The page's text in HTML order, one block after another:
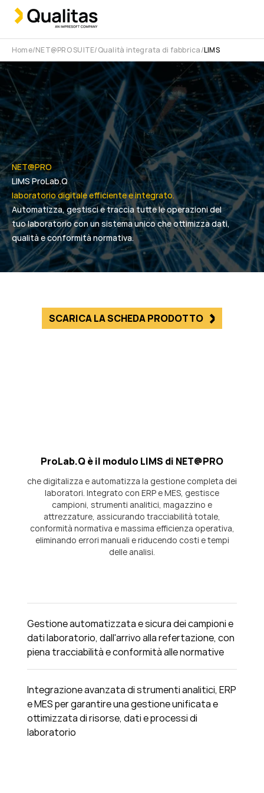
Home NET@PRO SUITE Qualità integrata di fabbrica LIMS
NET@PRO
LIMS ProLab.Q
laboratorio digitale efficiente e integrato.
Automatizza, gestisci e traccia tutte le operazioni del
tuo laboratorio con un sistema unico che ottimizza dati,
qualità e conformità normativa.
SCARICA LA SCHEDA PRODOTTO
ProLab.Q è il modulo LIMS di NET@PRO
che digitalizza e automatizza la gestione completa dei
laboratori. Integrato con ERP e MES, gestisce
campioni, strumenti analitici, magazzino e
attrezzature, assicurando tracciabilità totale,
conformità normativa e massima efficienza operativa,
eliminando errori manuali e riducendo costi e tempi
delle analisi.
Gestione automatizzata e sicura dei campioni e
dati laboratorio, dall'arrivo alla refertazione, con
piena tracciabilità e conformità alle normative
Integrazione avanzata di strumenti analitici, ERP
e MES per garantire una gestione unificata e
ottimizzata di risorse, dati e processi di
laboratorio